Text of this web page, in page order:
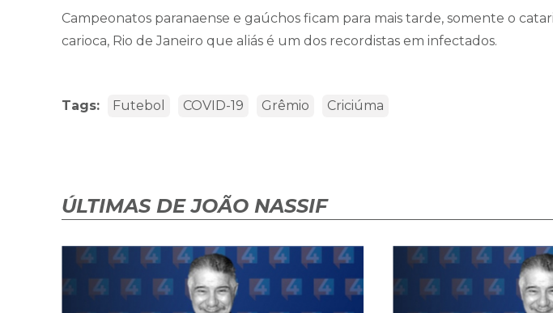
Campeonatos paranaense e gaúchos ficam para mais tarde, somente o
carioca, Rio de Janeiro que aliás é um dos recordistas em infectados.
Tags: Futebol COVID-19 Grêmio Criciúma
ÚLTIMAS DE JOÃO NASSIF